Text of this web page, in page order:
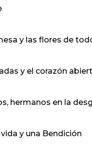
y las flores de
y el corazón
hermanos en la
y una Bendición